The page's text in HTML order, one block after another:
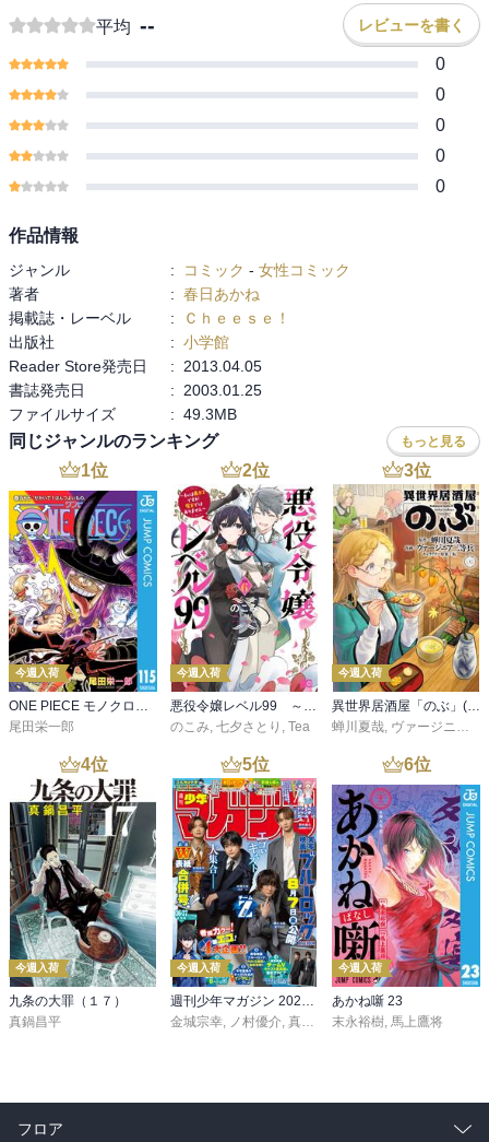
平均 -- レビューを書く
0
0
0
0
0
作品情報
ジャンル : コミック - 女性コミック
著者
: 春日あかね
掲載誌・レーベル
:
Ｃｈｅｅｓｅ！
出版社
: 小学館
Reader Store発売日
:
2013.04.05
書誌発売日
:
2003.01.25
ファイルサイズ
: 49.3MB
同じジャンルのランキング もっと見る
1位
今週入荷
ONE PIECE モノクロ版 115
尾田栄一郎
2位
今週入荷
悪役令嬢レベル99 ～私は裏ボスですが魔王ではありません～ その６
のこみ, 七夕さとり , Tea
3位
今週入荷
異世界居酒屋「のぶ」(22)
蝉川夏哉, ヴァージニア二等兵
4位
今週入荷
九条の大罪（１７）
真鍋昌平
5位
今週入荷
金城宗幸
ノ村優介 真島ヒロ ,宮島礼吏, 新川直司
6位
今週入荷
あかね噺 23
末永裕樹 馬上鷹将
フロア